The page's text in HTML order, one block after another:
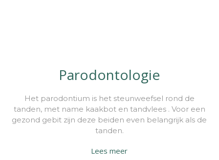
Parodontologie
Het parodontium is het steunweefsel rond de
tanden, met name kaakbot en tandvlees . Voor een
gezond gebit zijn deze beiden even belangrijk als de
tanden.
Lees meer